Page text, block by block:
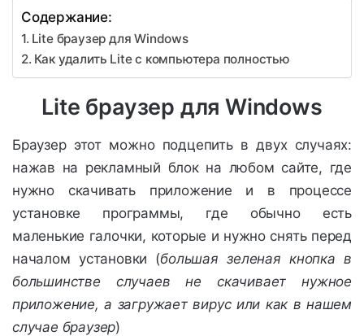
Содержание:
Lite браузер для Windows
Как удалить Lite с компьютера полностью
Lite браузер для Windows
Браузер этот можно подцепить в двух случаях:
нажав на рекламный блок на любом сайте, где
нужно скачивать приложение и в процессе
установке программы, где обычно есть
маленькие галочки, которые и нужно снять перед
началом установки (большая зеленая кнопка в
большинстве случаев не скачивает нужное
приложение, а загружает вирус или как в нашем
случае браузер)